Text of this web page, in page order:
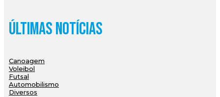
Últimas Notícias
Canoagem
Voleibol
Futsal
Automobilismo
Diversos